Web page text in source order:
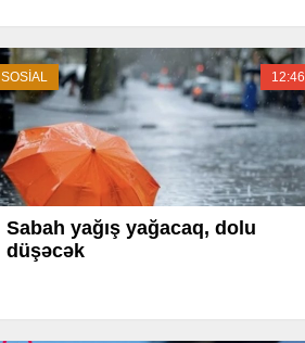
SOSİAL 12:46
Sabah yağış yağacaq, dolu
düşəcək